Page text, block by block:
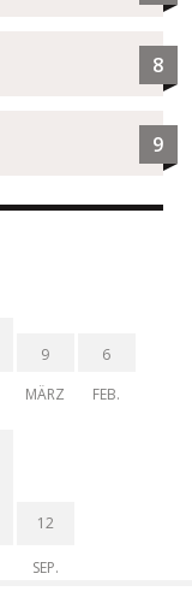
8
9
9
MÄRZ
6
FEB.
12
SEP.